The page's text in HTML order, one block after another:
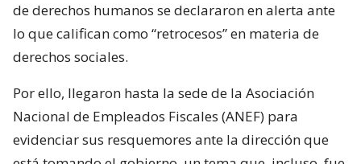
de derechos humanos se declararon en alerta ante
lo que califican como “retrocesos” en materia de
derechos sociales.
Por ello, llegaron hasta la sede de la Asociación
Nacional de Empleados Fiscales (ANEF) para
evidenciar sus resquemores ante la dirección que